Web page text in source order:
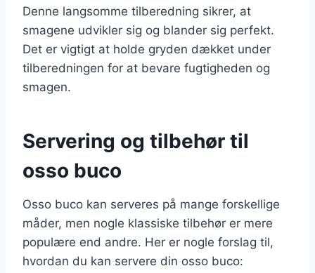
Denne langsomme tilberedning sikrer, at
smagene udvikler sig og blander sig perfekt.
Det er vigtigt at holde gryden dækket under
tilberedningen for at bevare fugtigheden og
smagen.
Servering og tilbehør til
osso buco
Osso buco kan serveres på mange forskellige
måder, men nogle klassiske tilbehør er mere
populære end andre. Her er nogle forslag til,
hvordan du kan servere din osso buco: